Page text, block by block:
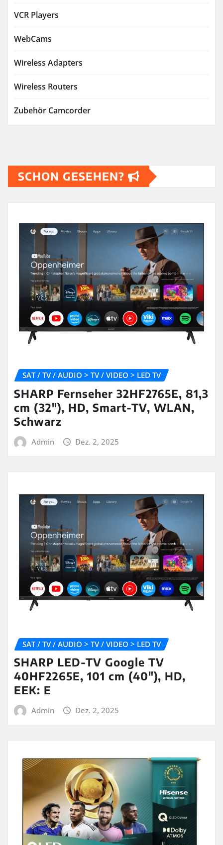
VCR Players
WebCams
Wireless Adapters
Wireless Routers
Zubehör Camcorder
SCHON GESEHEN?
SAT / TV / AUDIO > TV / VIDEO > LED TV
SHARP Fernseher 32HF2765E, 81,3
cm (32″), HD, Smart-TV, WLAN,
Schwarz
Admin Dez. 2, 2025
SAT / TV / AUDIO > TV / VIDEO > LED TV
SHARP LED-TV Google TV
40HF2265E, 101 cm (40″), HD,
EEK: E
Admin Dez. 2, 2025